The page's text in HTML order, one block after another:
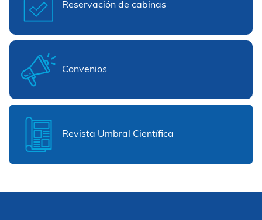
Reservación de cabinas
Convenios
Revista Umbral Científica